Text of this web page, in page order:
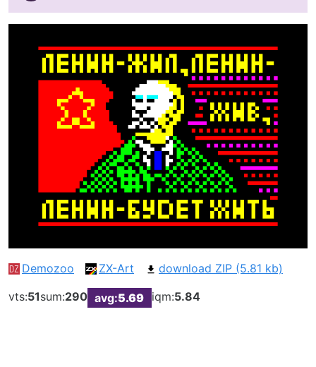
Demozoo ZX-Art
download ZIP (5.81 kb)
vts:51sum:290 avg:5.69 iqm:5.84